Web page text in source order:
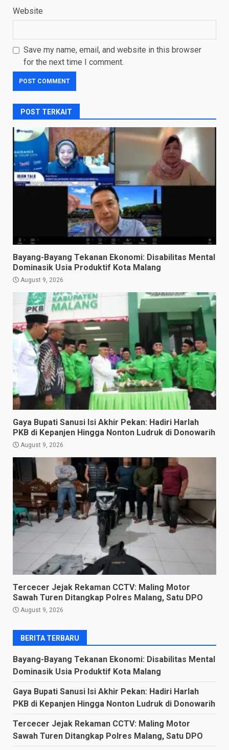
Website
Save my name, email, and website in this browser
for the next time I comment.
POST TERKAIT
Bayang-Bayang Tekanan Ekonomi: Disabilitas Mental
Dominasik Usia Produktif Kota Malang
August 9, 2026
Gaya Bupati Sanusi Isi Akhir Pekan: Hadiri Harlah
PKB di Kepanjen Hingga Nonton Ludruk di Donowarih
August 9, 2026
Tercecer Jejak Rekaman CCTV: Maling Motor
Sawah Turen Ditangkap Polres Malang, Satu DPO
August 9, 2026
BERITA TERBARU
Bayang-Bayang Tekanan Ekonomi: Disabilitas Mental
Dominasik Usia Produktif Kota Malang
Gaya Bupati Sanusi Isi Akhir Pekan: Hadiri Harlah
PKB di Kepanjen Hingga Nonton Ludruk di Donowarih
Tercecer Jejak Rekaman CCTV: Maling Motor
Sawah Turen Ditangkap Polres Malang, Satu DPO